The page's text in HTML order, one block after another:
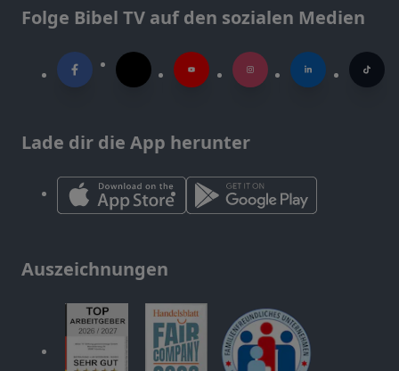
Folge Bibel TV auf den sozialen Medien
Lade dir die App herunter
Auszeichnungen